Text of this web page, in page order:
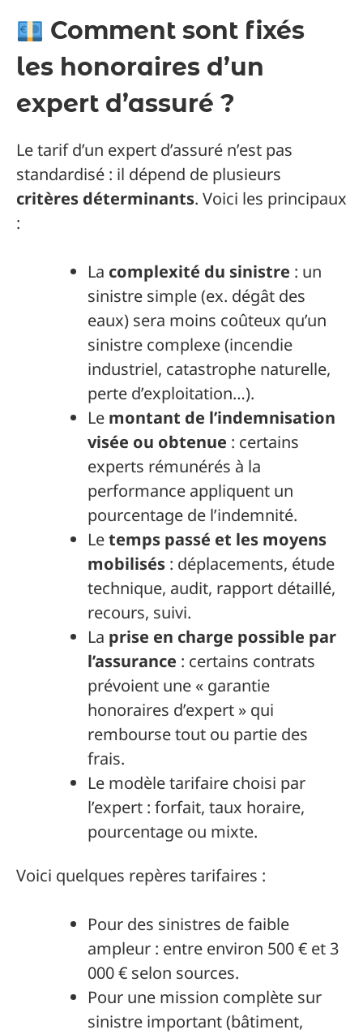
Comment sont fixés
les honoraires d’un
expert d’assuré ?
Le tarif d’un expert d’assuré n’est pas
standardisé : il dépend de plusieurs
critères déterminants. Voici les principaux
:
La complexité du sinistre : un
sinistre simple (ex. dégât des
eaux) sera moins coûteux qu’un
sinistre complexe (incendie
industriel, catastrophe naturelle,
perte d’exploitation…).
Le montant de l’indemnisation
visée ou obtenue : certains
experts rémunérés à la
performance appliquent un
pourcentage de l’indemnité.
Letemps passé et les moyens
mobilisés : déplacements, étude
technique, audit, rapport détaillé,
recours, suivi.
La prise en charge possible par
l’assurance : certains contrats
prévoient une « garantie
honoraires d’expert » qui
rembourse tout ou partie des
frais.
Le modèle tarifaire choisi par
l’expert : forfait, taux horaire,
pourcentage ou mixte.
Voici quelques repères tarifaires :
Pour des sinistres de faible
ampleur : entre environ 500 € et 3
000 € selon sources.
Pour une mission complète sur
sinistre important (bâtiment,